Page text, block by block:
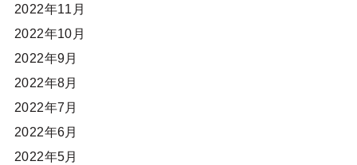
2022年11月
2022年10月
2022年9月
2022年8月
2022年7月
2022年6月
2022年5月